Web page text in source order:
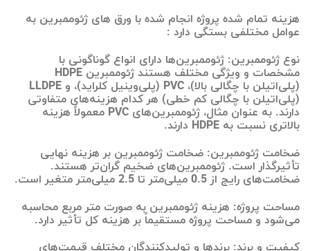
هزینه تمام شده پروژه انجام شده با ورق های ژئوممبرین به
عوامل مختلفی بستگی دارد :
نوع ژئوممبرین: ژئوممبرین‌ها دارای انواع گوناگونی با
مشخصات و ویژگی مختلف هستند ژئوممبرین HDPE
(پلی‌اتیلن با چگالی بالا)، PVC (پلی‌وینیل کلراید)، و LLDPE
(پلی‌اتیلن با چگالی کم خطی) هر کدام هزینه‌های متفاوتی
دارند. به عنوان مثال، ژئوممبرین‌های PVC معمولاً هزینه
بالاتری نسبت به HDPE دارند.
ضخامت ژئوممبرین: ضخامت ژئوممبرین بر هزینه نهایی
تأثیرگذار است. ژئوممبرین‌های ضخیم‌ گران‌تر هستند.
ضخامت‌های رایج از 0.5 میلی‌متر تا 2.5 میلی‌متر متغیر است.
مساحت پروژه: هزینه ژئوممبرین به صورت متر مربع محاسبه
می‌شود و مساحت پروژه مستقیماً بر هزینه کل تأثیر دارد.
کیفیت و برند: برندها و تولیدکنندگان مختلف قیمت‌های